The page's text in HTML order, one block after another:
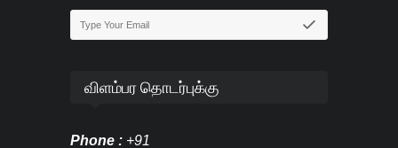
விளம்பர தொடர்புக்கு
Phone : +91